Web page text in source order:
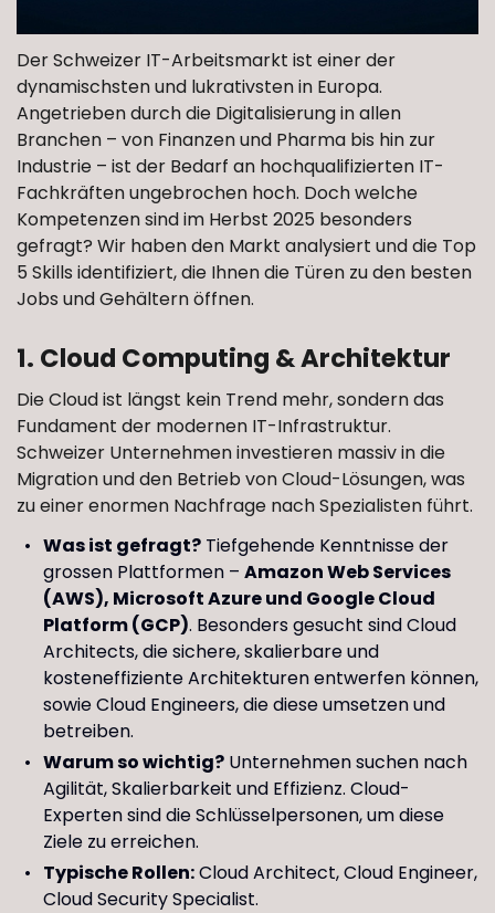
Der Schweizer IT-Arbeitsmarkt ist einer der
dynamischsten und lukrativsten in Europa.
Angetrieben durch die Digitalisierung in allen
Branchen – von Finanzen und Pharma bis hin zur
Industrie – ist der Bedarf an hochqualifizierten IT-
Fachkräften ungebrochen hoch. Doch welche
Kompetenzen sind im Herbst 2025 besonders
gefragt? Wir haben den Markt analysiert und die Top
5 Skills identifiziert, die Ihnen die Türen zu den besten
Jobs und Gehältern öffnen.
1. Cloud Computing & Architektur
Die Cloud ist längst kein Trend mehr, sondern das
Fundament der modernen IT-Infrastruktur.
Schweizer Unternehmen investieren massiv in die
Migration und den Betrieb von Cloud-Lösungen, was
zu einer enormen Nachfrage nach Spezialisten führt.
Was ist gefragt?Tiefgehende Kenntnisse der
grossen Plattformen – Amazon Web Services
(AWS), Microsoft Azure und Google Cloud
Platform (GCP). Besonders gesucht sind Cloud
Architects, die sichere, skalierbare und
kosteneffiziente Architekturen entwerfen können,
sowie Cloud Engineers, die diese umsetzen und
betreiben.
Warum so wichtig?Unternehmen suchen nach
Agilität, Skalierbarkeit und Effizienz. Cloud-
Experten sind die Schlüsselpersonen, um diese
Ziele zu erreichen.
Typische Rollen:Cloud Architect, Cloud Engineer,
Cloud Security Specialist.